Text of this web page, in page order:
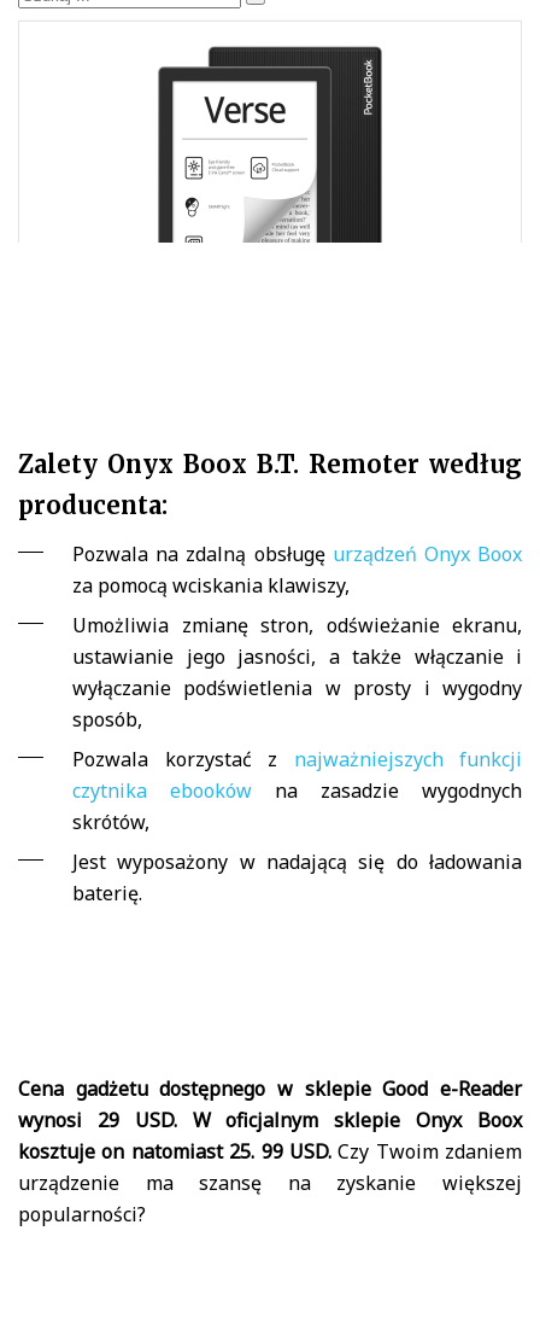
Zalety Onyx Boox B.T. Remoter według
producenta:
Pozwala na zdalną obsługę urządzeń Onyx Boox
za pomocą wciskania klawiszy,
Umożliwia zmianę stron, odświeżanie ekranu,
ustawianie jego jasności, a także włączanie i
wyłączanie podświetlenia w prosty i wygodny
sposób,
Pozwala korzystać z najważniejszych funkcji
czytnika ebooków na zasadzie wygodnych
skrótów,
Jest wyposażony w nadającą się do ładowania
baterię.
Cena gadżetu dostępnego w sklepie Good e-Reader
wynosi 29 USD. W oficjalnym sklepie Onyx Boox
kosztuje on natomiast 25. 99 USD.Czy Twoim zdaniem
urządzenie ma szansę na zyskanie większej
popularności?